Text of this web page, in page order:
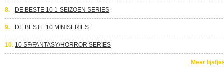
8. DE BESTE 10 1-SEIZOEN SERIES
9. DE BESTE 10 MINISERIES
10. 10 SF/FANTASY/HORROR SERIES
Meer